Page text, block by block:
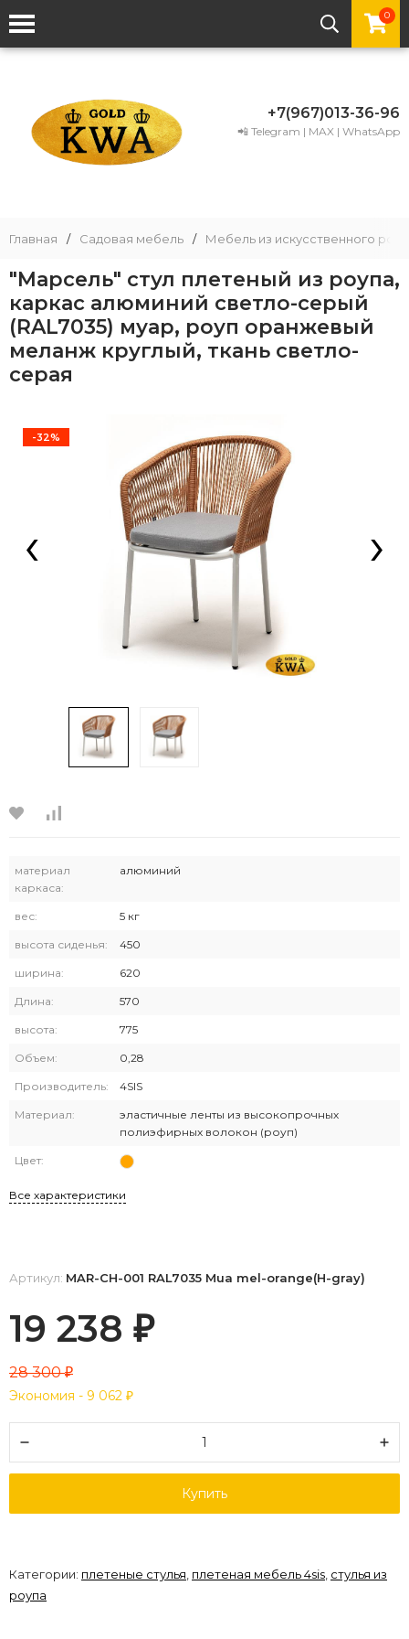
0
+7(967)013-36-96
📲 Telegram | MAX | WhatsApp
Главная / Садовая мебель / Мебель из искусственного
"Марсель" стул плетеный из роупа,
каркас алюминий светло-серый
(RAL7035) муар, роуп оранжевый
меланж круглый, ткань светло-
серая
-32%
‹ ›
материал
каркаса:
алюминий
вес: 5 кг
высота сиденья: 450
ширина: 620
Длина: 570
высота: 775
Объем: 0,28
Производитель: 4SIS
Материал:
эластичные ленты из высокопрочных
полиэфирных волокон (роуп)
Цвет:
Все характеристики
Артикул: MAR-CH-001 RAL7035 Mua mel-orange(H-gray)
19 238 ₽
28 300₽
Экономия - 9 062 ₽
Купить
Категории: плетеные стулья, плетеная мебель 4sis, стулья из
роупа